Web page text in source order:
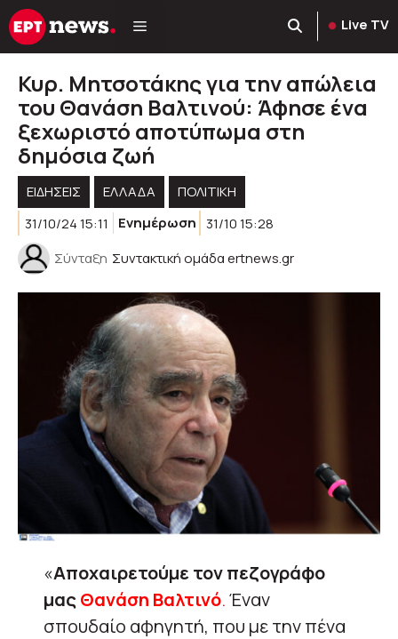
Μετάβαση
σε
Live TV
Κυρ. Μητσοτάκης για την απώλεια
του Θανάση Βαλτινού: Άφησε ένα
ξεχωριστό αποτύπωμα στη
δημόσια ζωή
ΕΙΔΗΣΕΙΣ ΕΛΛΑΔΑ
ΠΟΛΙΤΙΚΉ
31/10/24 15:11
Ενημέρωση
31/10 15:28
Σύνταξη Συντακτική ομάδα ertnews.gr
«Αποχαιρετούμε τον πεζογράφο
μαςΘανάση Βαλτινό.Έναν
σπουδαίο αφηγητή, που με την πένα